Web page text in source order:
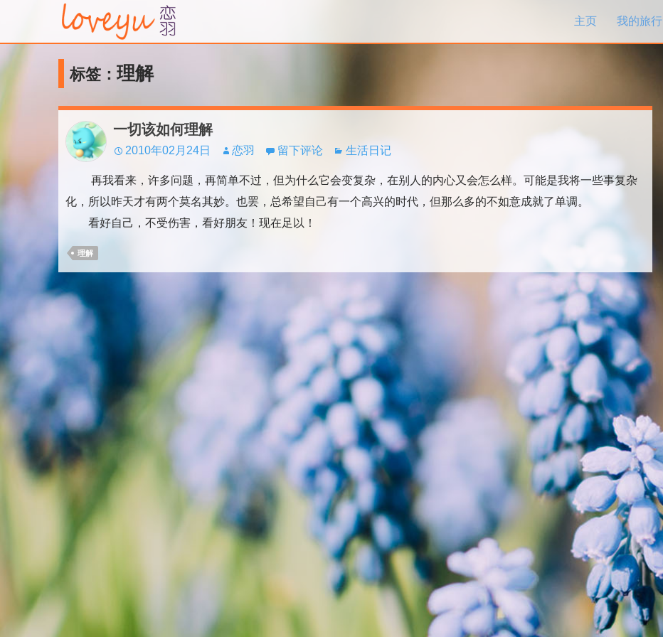
主页
我的旅行
标签： 理解
一切该如何理解
2010年02月24日 恋羽 留下评论 生活日记
再我看来，许多问题，再简单不过，但为什么它会变复杂，在别人的内心又会怎么样。可能是我将一些事复杂
化，所以昨天才有两个莫名其妙。也罢，总希望自己有一个高兴的时代，但那么多的不如意成就了单调。
看好自己，不受伤害，看好朋友！现在足以！
理解